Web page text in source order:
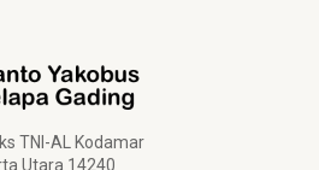
TNI-AL Kodamar
Utara 14240